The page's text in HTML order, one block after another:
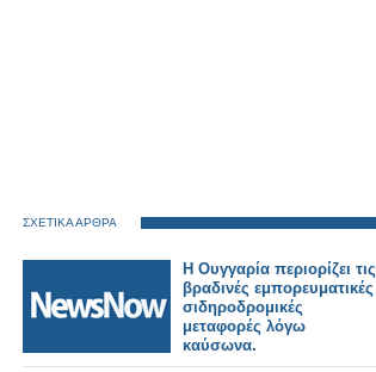
ΣΧΕΤΙΚΑ ΑΡΘΡΑ
Η Ουγγαρία περιορίζει τις
βραδινές εμπορευματικές
σιδηροδρομικές
μεταφορές λόγω
καύσωνα.